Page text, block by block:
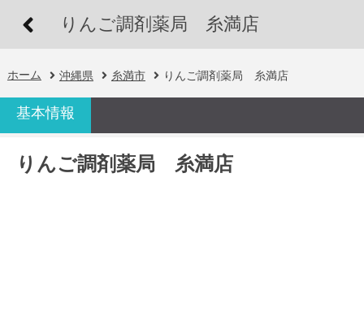
りんご調剤薬局 糸満店
ホーム 沖縄県 糸満市 りんご調剤薬局 糸満店
基本情報
りんご調剤薬局 糸満店